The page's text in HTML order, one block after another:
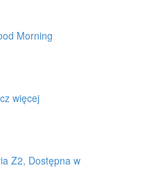
Morning
więcej
Z2, Dostępna w